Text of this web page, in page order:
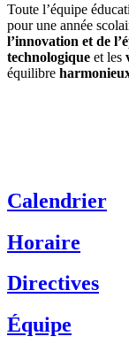
Toute l’équipe
pour une année
l’innovation et de
technologique et les
équilibre
Calendrier
Horaire
Directives
Équipe